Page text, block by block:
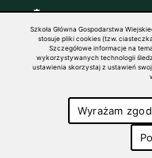
© 1816–2026 SGGW —
Szkoła Główna Gospodarstwa
stosuje pliki cookies (tzw.
Szczegółowe informacje na
wykorzystywanych technologii
ustawienia skorzystaj z ustawień
Wyrażam